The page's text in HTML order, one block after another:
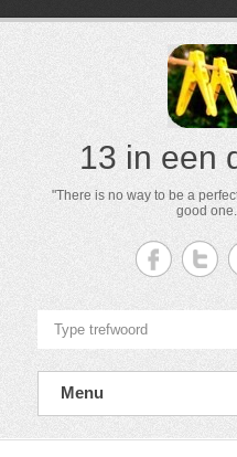
13 in een
"There is no way to be a
good
Menu